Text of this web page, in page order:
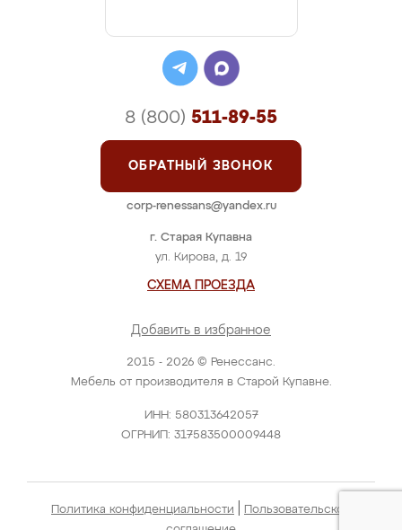
2015 - 2026 © Ренессанс.
Мебель от производителя в Старой Купавне.
ИНН: 580313642057
ОГРНИП: 317583500009448
г. Старая Купавна
ул. Кирова, д. 19
СХЕМА ПРОЕЗДА
Добавить в избранное
8 (800) 511-89-55
ОБРАТНЫЙ ЗВОНОК
corp-renessans@yandex.ru
Политика конфиденциальности
Пользовательское